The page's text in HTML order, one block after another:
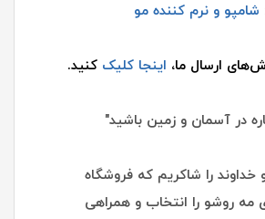
شامپو و نرم کننده مو
ارسال ما، اینجا کلیک کنید.
در آسمان و زمین باشید"
را شاکریم که فروشگاه
مه روشو را انتخاب و همراهی